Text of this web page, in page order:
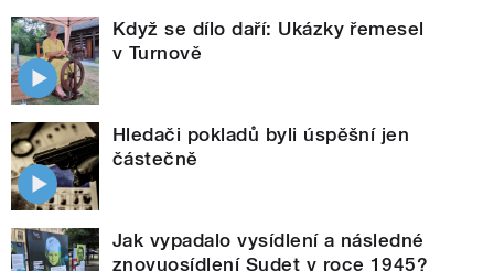
Když se dílo daří: Ukázky řemesel
v Turnově
Hledači pokladů byli úspěšní jen
částečně
Jak vypadalo vysídlení a následné
znovuosídlení Sudet v roce 1945?